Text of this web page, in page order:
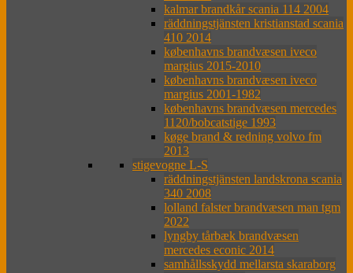
kalmar brandkår scania 114 2004
räddningstjänsten kristianstad scania
410 2014
københavns brandvæsen iveco
margius 2015-2010
københavns brandvæsen iveco
margius 2001-1982
københavns brandvæsen mercedes
1120/bobcatstige 1993
køge brand & redning volvo fm
2013
stigevogne L-S
räddningstjänsten landskrona scania
340 2008
lolland falster brandvæsen man tgm
2022
lyngby tårbæk brandvæsen
mercedes econic 2014
samhållsskydd mellarsta skaraborg